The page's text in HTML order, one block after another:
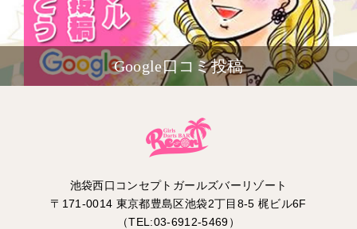
Google口コミ投稿
池袋西口コンセプトガールズバーリゾート
〒171-0014 東京都豊島区池袋2丁目8-5 梶ビル6F
（TEL:03-6912-5469）